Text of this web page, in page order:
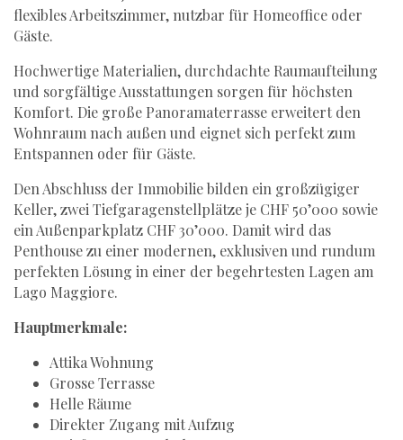
flexibles Arbeitszimmer, nutzbar für Homeoffice oder
Gäste.
Hochwertige Materialien, durchdachte Raumaufteilung
und sorgfältige Ausstattungen sorgen für höchsten
Komfort. Die große Panoramaterrasse erweitert den
Wohnraum nach außen und eignet sich perfekt zum
Entspannen oder für Gäste.
Den Abschluss der Immobilie bilden ein großzügiger
Keller, zwei Tiefgaragenstellplätze je CHF 50’000 sowie
ein Außenparkplatz CHF 30’000. Damit wird das
Penthouse zu einer modernen, exklusiven und rundum
perfekten Lösung in einer der begehrtesten Lagen am
Lago Maggiore.
Hauptmerkmale:
Attika Wohnung
Grosse Terrasse
Helle Räume
Direkter Zugang mit Aufzug